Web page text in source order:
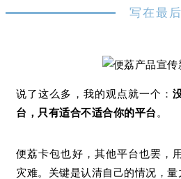
写在最后
说了这么多，我的观点就一个：
台，只有适合不适合你的平台 。
便荔卡包也好，其他平台也罢，
灾难。关键是认清自己的情况，量